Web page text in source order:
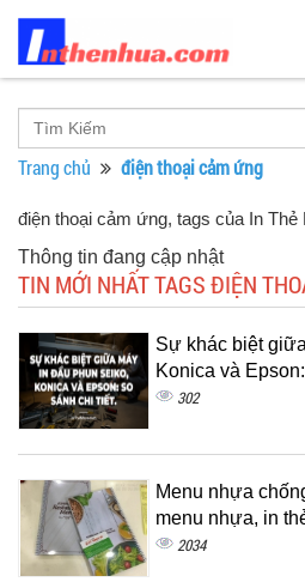
Trang chủ điện thoại cảm ứng
điện thoại cảm ứng, tags của In Thẻ
Thông tin đang cập nhật
TIN MỚI NHẤT TAGS ĐIỆN
Sự khác biệt
Konica và
302
Menu nhựa
menu nhựa, in
2034